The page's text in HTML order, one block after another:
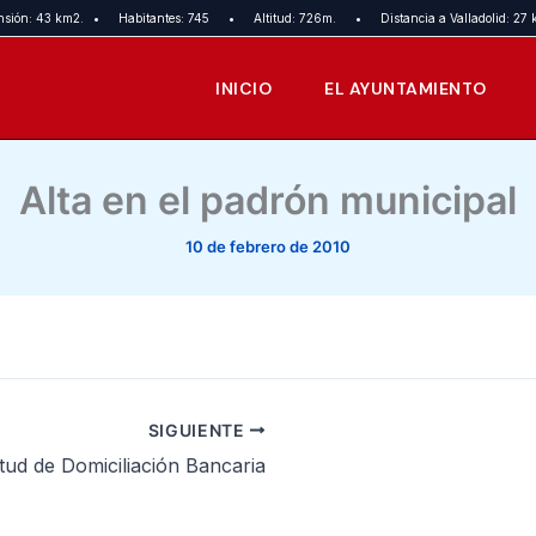
43 km2. • Habitantes: 745 • Altitud: 726m. • Distancia a Valladolid: 27
INICIO EL AYUNTAMIENTO
Alta en el padrón municipal
10 de febrero de 2010
SIGUIENTE
de Domiciliación Bancaria